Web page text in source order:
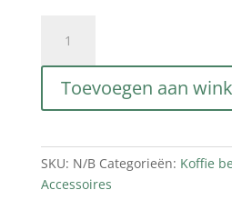
Koffie
Filters
V60
aantal
Toevoegen aan
SKU: N/B Categorieën: Koffie
Accessoires